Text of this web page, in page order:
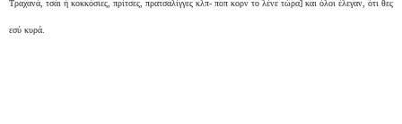
Τραχανά, τσάι ή κοκκόσιες, πρίτσες, πρατσαλίγγες κλπ- ποπ κορν το λένε τώρα] και όλοι έλεγαν, ότι θες
εσύ κυρά.